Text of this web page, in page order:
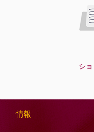
シ
情報